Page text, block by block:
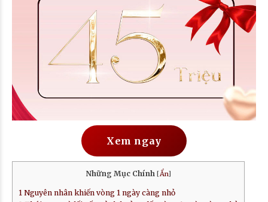
Xem ngay
Những Mục Chính [Ẩn]
1 Nguyên nhân khiến vòng 1 ngày càng nhỏ